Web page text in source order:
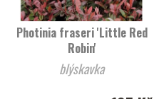
Photinia fraseri 'Little Red
Robin'
blýskavka